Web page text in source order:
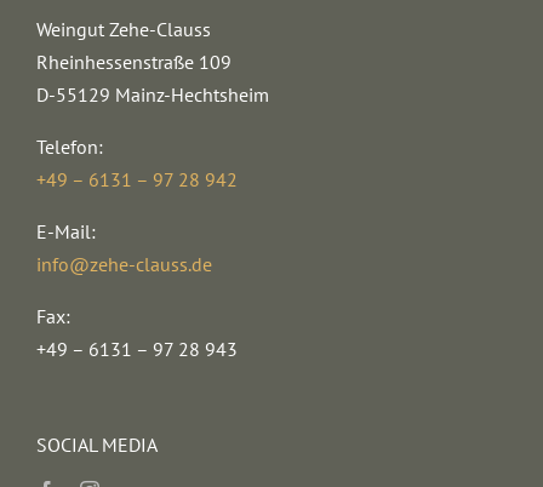
Weingut Zehe-Clauss
Rheinhessenstraße 109
D-55129 Mainz-Hechtsheim
Telefon:
+49 – 6131 – 97 28 942
E-Mail:
info@zehe-clauss.de
Fax:
+49 – 6131 – 97 28 943
SOCIAL MEDIA